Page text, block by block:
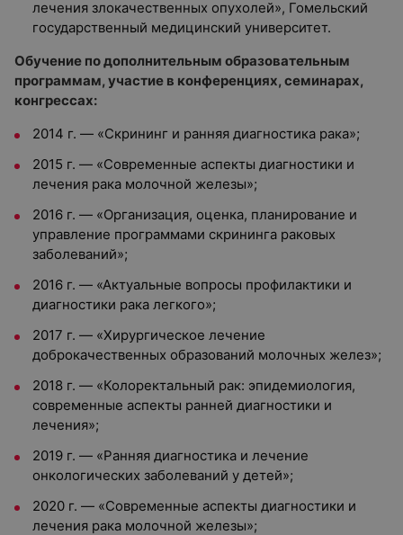
лечения злокачественных опухолей», Гомельский
государственный медицинский университет.
Обучение по дополнительным образовательным
программам, участие в конференциях, семинарах,
конгрессах:
2014 г. — «Скрининг и ранняя диагностика рака»;
2015 г. — «Современные аспекты диагностики и
лечения рака молочной железы»;
2016 г. — «Организация, оценка, планирование и
управление программами скрининга раковых
заболеваний»;
2016 г. — «Актуальные вопросы профилактики и
диагностики рака легкого»;
2017 г. — «Хирургическое лечение
доброкачественных образований молочных желез»;
2018 г. — «Колоректальный рак: эпидемиология,
современные аспекты ранней диагностики и
лечения»;
2019 г. — «Ранняя диагностика и лечение
онкологических заболеваний у детей»;
2020 г. — «Современные аспекты диагностики и
лечения рака молочной железы»;